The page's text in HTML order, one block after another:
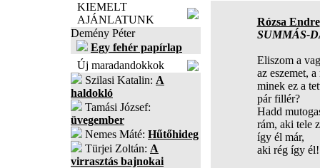
KIEMELT
AJÁNLATUNK
Demény Péter
Egy fehér papírlap
Új maradandokkok
Szilasi Katalin: A
haldokló
Tamási József:
üvegember
Nemes Máté: Hűtőhideg
Türjei Zoltán: A
virrasztás bajnokai
Rózsa Endre
SUMMÁS-
Eliszom a
az eszemet,
minek ez a
pár fillér?
Hadd
rám, aki tele
így él már,
aki rég így él!